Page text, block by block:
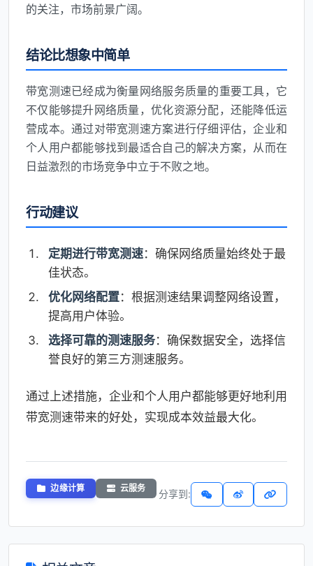
的关注，市场前景广阔。
结论比想象中简单
带宽测速已经成为衡量网络服务质量的重要工具，它
不仅能够提升网络质量，优化资源分配，还能降低运
营成本。通过对带宽测速方案进行仔细评估，企业和
个人用户都能够找到最适合自己的解决方案，从而在
日益激烈的市场竞争中立于不败之地。
行动建议
定期进行带宽测速：确保网络质量始终处于最
佳状态。
优化网络配置：根据测速结果调整网络设置，
提高用户体验。
选择可靠的测速服务：确保数据安全，选择信
誉良好的第三方测速服务。
通过上述措施，企业和个人用户都能够更好地利用
带宽测速带来的好处，实现成本效益最大化。
边缘计算 云服务 分享到: